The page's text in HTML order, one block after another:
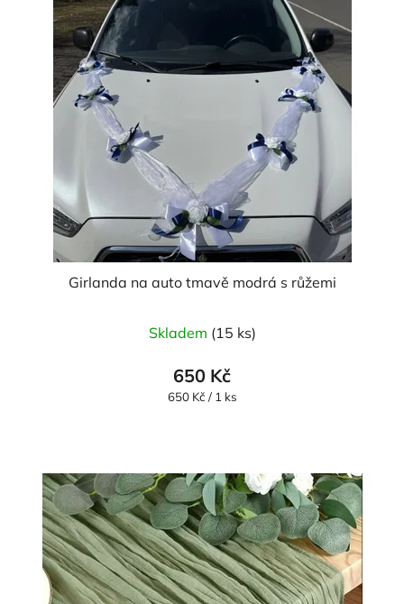
Girlanda na auto tmavě modrá s růžemi
Skladem (15 ks)
650 Kč
Měrná
650 Kč / 1 ks